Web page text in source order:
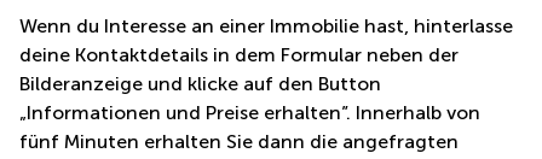
Salzburg
mieten
Graz
Donau-
Strasse
7
Wenn du Interesse an einer Immobilie hast, hinterlasse
deine Kontaktdetails in dem Formular neben der
Bilderanzeige und klicke auf den Button
„Informationen und Preise erhalten”. Innerhalb von
fünf Minuten erhalten Sie dann die angefragten